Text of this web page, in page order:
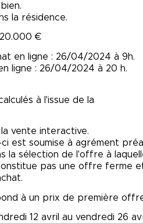
la résidence.
€
en ligne : 26/04/2024 à 9h.
ligne : 26/04/2024 à 20 h.
à l'issue de la
vente interactive.
est soumise à agrément
la sélection de l'offre à
pas une offre ferme et
à un prix de première
12 avril au vendredi 26